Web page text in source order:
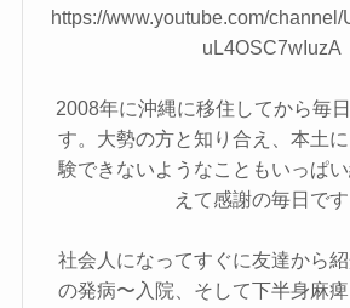
https://www.youtube.com/
uL4OSC7wIuzA
2008年に沖縄に移住してから毎
す。大勢の方と知り合え、本土
験できないようなこともいっぱ
えて感謝の毎日です
社会人になってすぐに友達から
の発病〜入院、そして下半身麻